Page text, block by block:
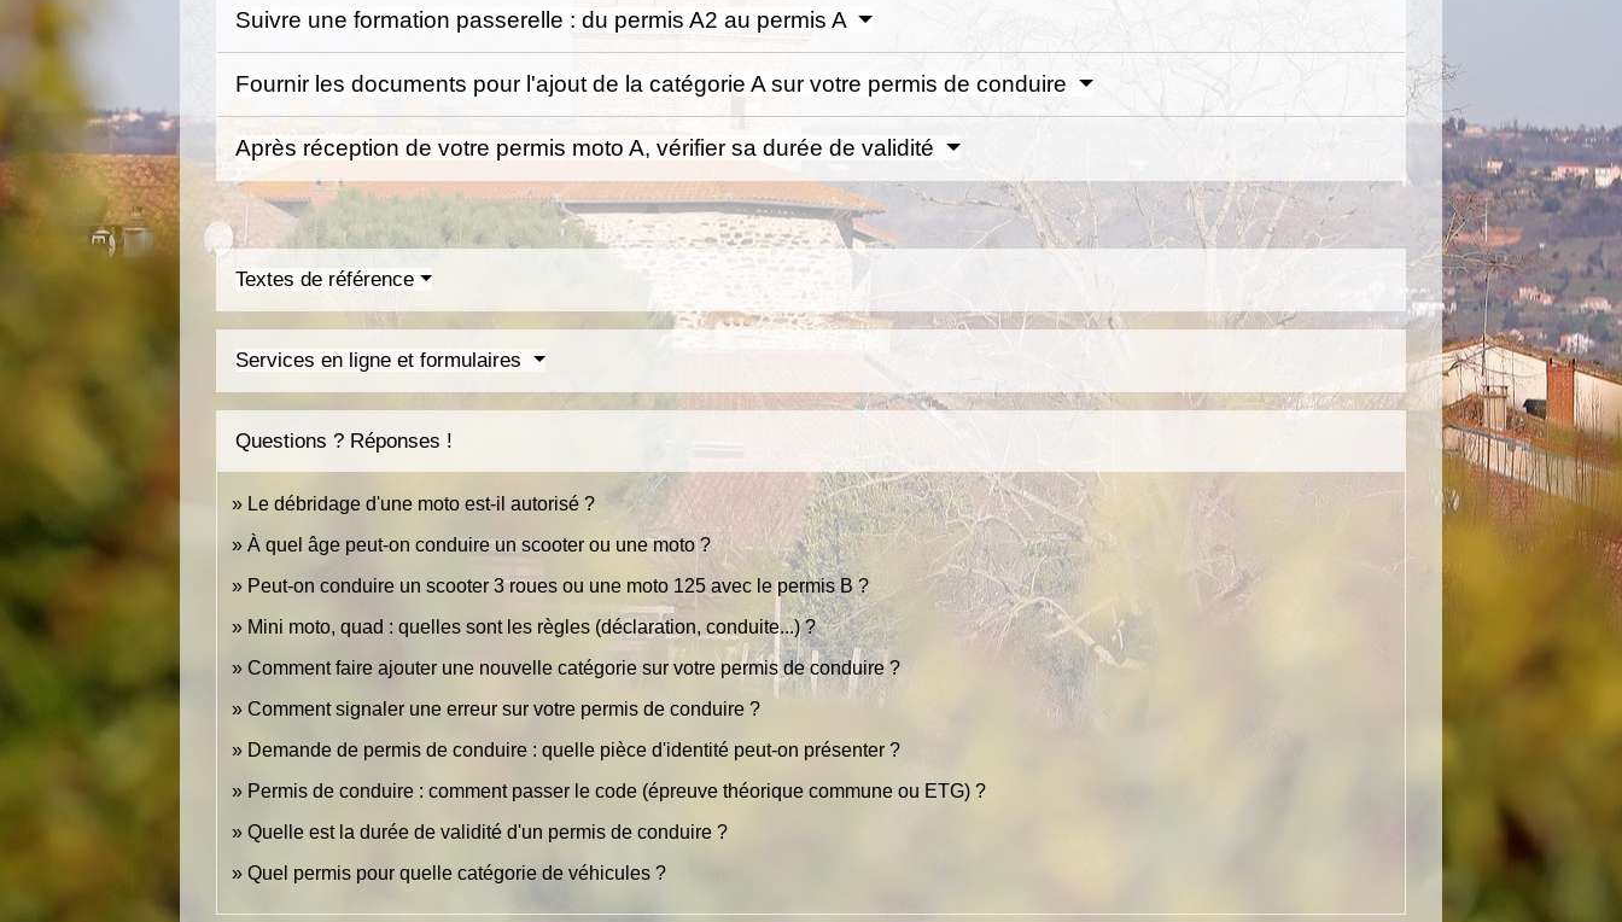
Suivre une formation passerelle : du permis A2 au permis A
Fournir les documents pour l'ajout de la catégorie A sur votre permis de conduire
Après réception de votre permis moto A, vérifier sa durée de validité
Textes de référence
Services en ligne et formulaires
Questions ? Réponses !
Le débridage d'une moto est-il autorisé ?
À quel âge peut-on conduire un scooter ou une moto ?
Peut-on conduire un scooter 3 roues ou une moto 125 avec le permis B ?
Mini moto, quad : quelles sont les règles (déclaration, conduite...) ?
Comment faire ajouter une nouvelle catégorie sur votre permis de conduire ?
Comment signaler une erreur sur votre permis de conduire ?
Demande de permis de conduire : quelle pièce d'identité peut-on présenter ?
Permis de conduire : comment passer le code (épreuve théorique commune ou ETG) ?
Quelle est la durée de validité d'un permis de conduire ?
Quel permis pour quelle catégorie de véhicules ?